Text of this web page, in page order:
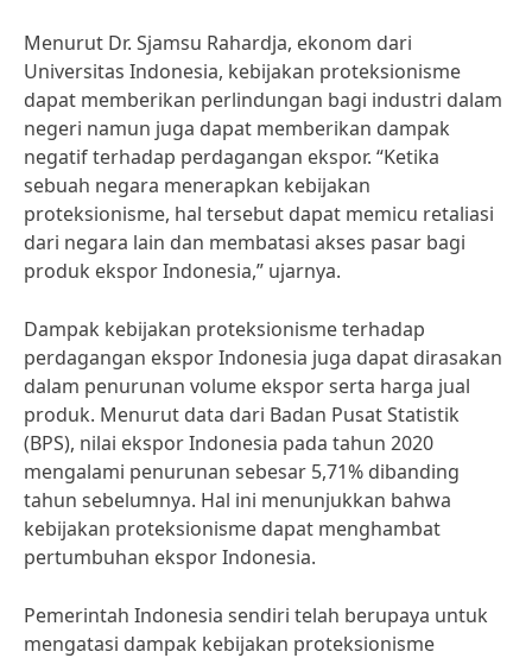
Menurut Dr. Sjamsu Rahardja, ekonom dari
Universitas Indonesia, kebijakan proteksionisme
dapat memberikan perlindungan bagi industri dalam
negeri namun juga dapat memberikan dampak
negatif terhadap perdagangan ekspor. “Ketika
sebuah negara menerapkan kebijakan
proteksionisme, hal tersebut dapat memicu retaliasi
dari negara lain dan membatasi akses pasar bagi
produk ekspor Indonesia,” ujarnya.
Dampak kebijakan proteksionisme terhadap
perdagangan ekspor Indonesia juga dapat dirasakan
dalam penurunan volume ekspor serta harga jual
produk. Menurut data dari Badan Pusat Statistik
(BPS), nilai ekspor Indonesia pada tahun 2020
mengalami penurunan sebesar 5,71% dibanding
tahun sebelumnya. Hal ini menunjukkan bahwa
kebijakan proteksionisme dapat menghambat
pertumbuhan ekspor Indonesia.
Pemerintah Indonesia sendiri telah berupaya untuk
mengatasi dampak kebijakan proteksionisme